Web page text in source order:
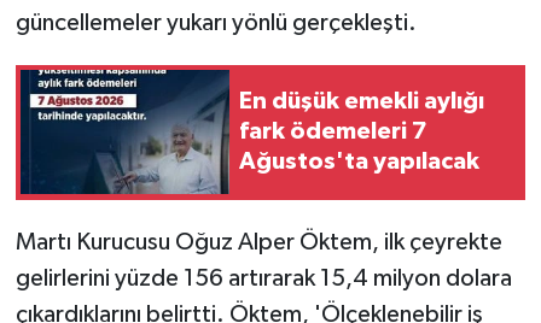
güncellemeler yukarı yönlü gerçekleşti.
En düşük emekli aylığı
fark ödemeleri 7
Ağustos'ta yapılacak
Martı Kurucusu Oğuz Alper Öktem, ilk çeyrekte
gelirlerini yüzde 156 artırarak 15,4 milyon dolara
çıkardıklarını belirtti. Öktem, 'Ölçeklenebilir iş